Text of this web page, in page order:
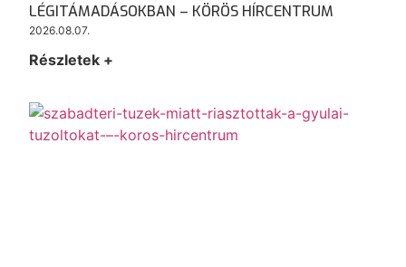
LÉGITÁMADÁSOKBAN – KÖRÖS HÍRCENTRUM
2026.08.07.
Részletek +